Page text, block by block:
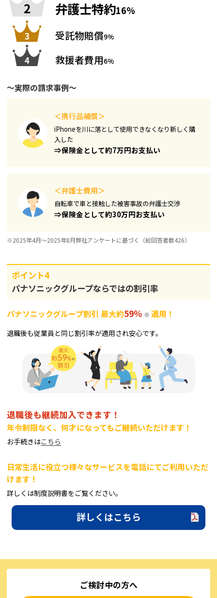
弁護士特約16%
受託物賠償9%
救援者費用6%
～実際の請求事例～
＜携行品補償＞
iPhoneを川に落として使用できなくなり新しく購
入した​
⇒保険金として約7万円お支払い
＜弁護士費用＞
自転車で車と接触した被害事故の弁護士交渉
⇒保険金として約30万円お支払い
※2025年4月～2025年8月弊社アンケートに基づく（総回答者数426）
ポイント4
パナソニックグループならではの割引率
パナソニックグループ割引 最大約59％ ※ 適用！
退職後も従業員と同じ割引率が適用され安心です。
退職後も継続加入できます！
年令制限なく、何才になってもご継続いただけます！
お手続きはこちら
日常生活に役立つ様々なサービスを電話にてご利用いただ
けます！
詳しくは制度説明書をご覧ください。
詳しくはこちら
ご検討中の方へ